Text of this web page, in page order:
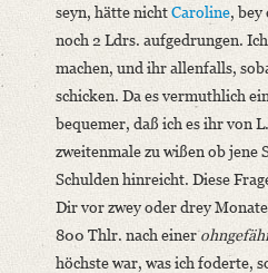
seyn, hätte nichtCaroline, bey
noch 2 Ldrs. aufgedrungen.
machen, und ihr allenfalls,
schicken. Da es vermuthlich
bequemer, daß ich es ihr von
zweitenmale zu wißen ob jene
Schulden hinreicht. Diese
Dir vor zwey oder drey
800 Thlr. nach einer
höchste war, was ich foderte,